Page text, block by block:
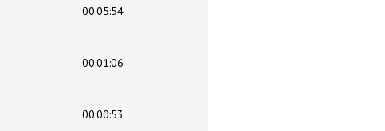
00:05:54
00:01:06
00:00:53